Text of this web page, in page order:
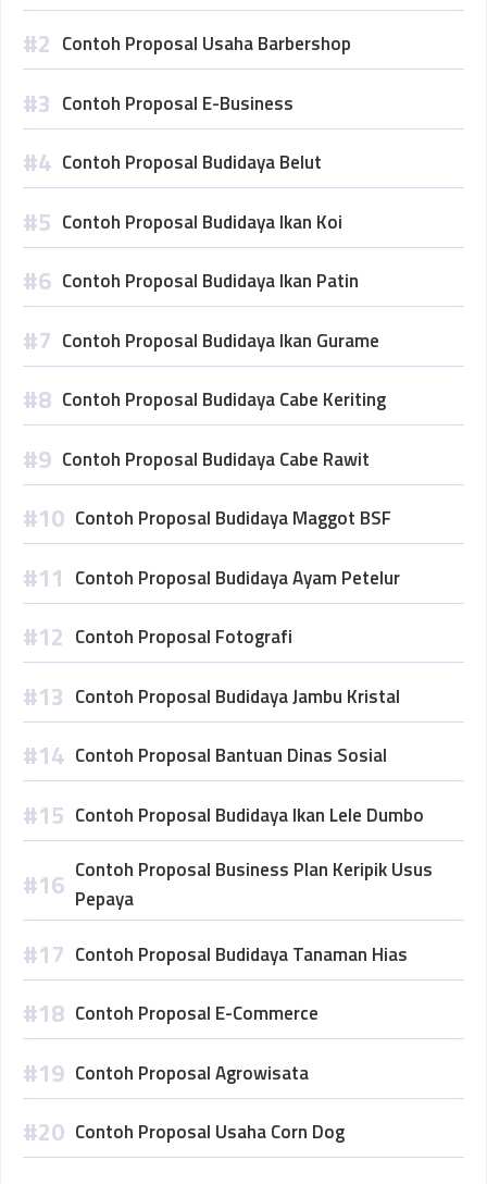
Contoh Proposal Usaha Barbershop
Contoh Proposal E-Business
Contoh Proposal Budidaya Belut
Contoh Proposal Budidaya Ikan Koi
Contoh Proposal Budidaya Ikan Patin
Contoh Proposal Budidaya Ikan Gurame
Contoh Proposal Budidaya Cabe Keriting
Contoh Proposal Budidaya Cabe Rawit
Contoh Proposal Budidaya Maggot BSF
Contoh Proposal Budidaya Ayam Petelur
Contoh Proposal Fotografi
Contoh Proposal Budidaya Jambu Kristal
Contoh Proposal Bantuan Dinas Sosial
Contoh Proposal Budidaya Ikan Lele Dumbo
Contoh Proposal Business Plan Keripik Usus
Pepaya
Contoh Proposal Budidaya Tanaman Hias
Contoh Proposal E-Commerce
Contoh Proposal Agrowisata
Contoh Proposal Usaha Corn Dog